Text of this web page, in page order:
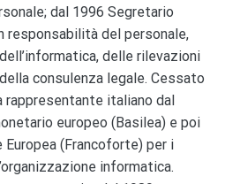
dal 1996 Segretario
responsabilità del personale,
delle rilevazioni
consulenza legale. Cessato
rappresentante italiano dal
europeo (Basilea) e poi
Europea (Francoforte) per i
informatica.